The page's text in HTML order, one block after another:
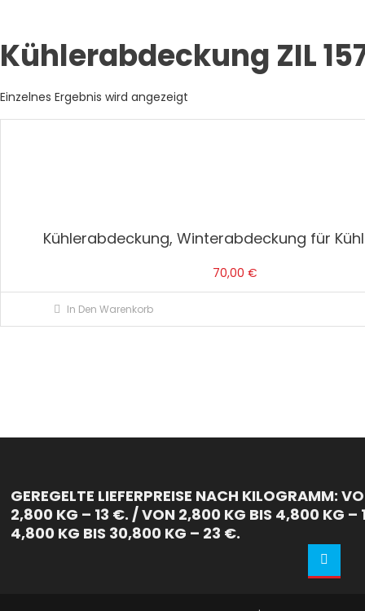
Kühlerabdeckung ZIL
Einzelnes Ergebnis wird angezeigt
Kühlerabdeckung, Winterabdeckung für
70,00 €
In Den Warenkorb
GEREGELTE LIEFERPREISE NACH KILOGRAMM:
2,800 KG – 13 €. / VON 2,800 KG BIS 4,800 KG –
4,800 KG BIS 30,800 KG – 23 €.